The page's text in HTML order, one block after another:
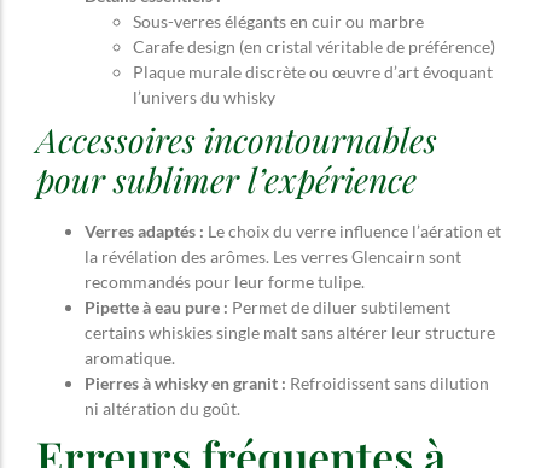
Sous-verres élégants en cuir ou marbre
Carafe design (en cristal véritable de préférence)
Plaque murale discrète ou œuvre d’art évoquant
l’univers du whisky
Accessoires incontournables
pour sublimer l’expérience
Verres adaptés : Le choix du verre influence l’aération et
la révélation des arômes. Les verres Glencairn sont
recommandés pour leur forme tulipe.
Pipette à eau pure : Permet de diluer subtilement
certains whiskies single malt sans altérer leur structure
aromatique.
Pierres à whisky en granit : Refroidissent sans dilution
ni altération du goût.
Erreurs fréquentes à